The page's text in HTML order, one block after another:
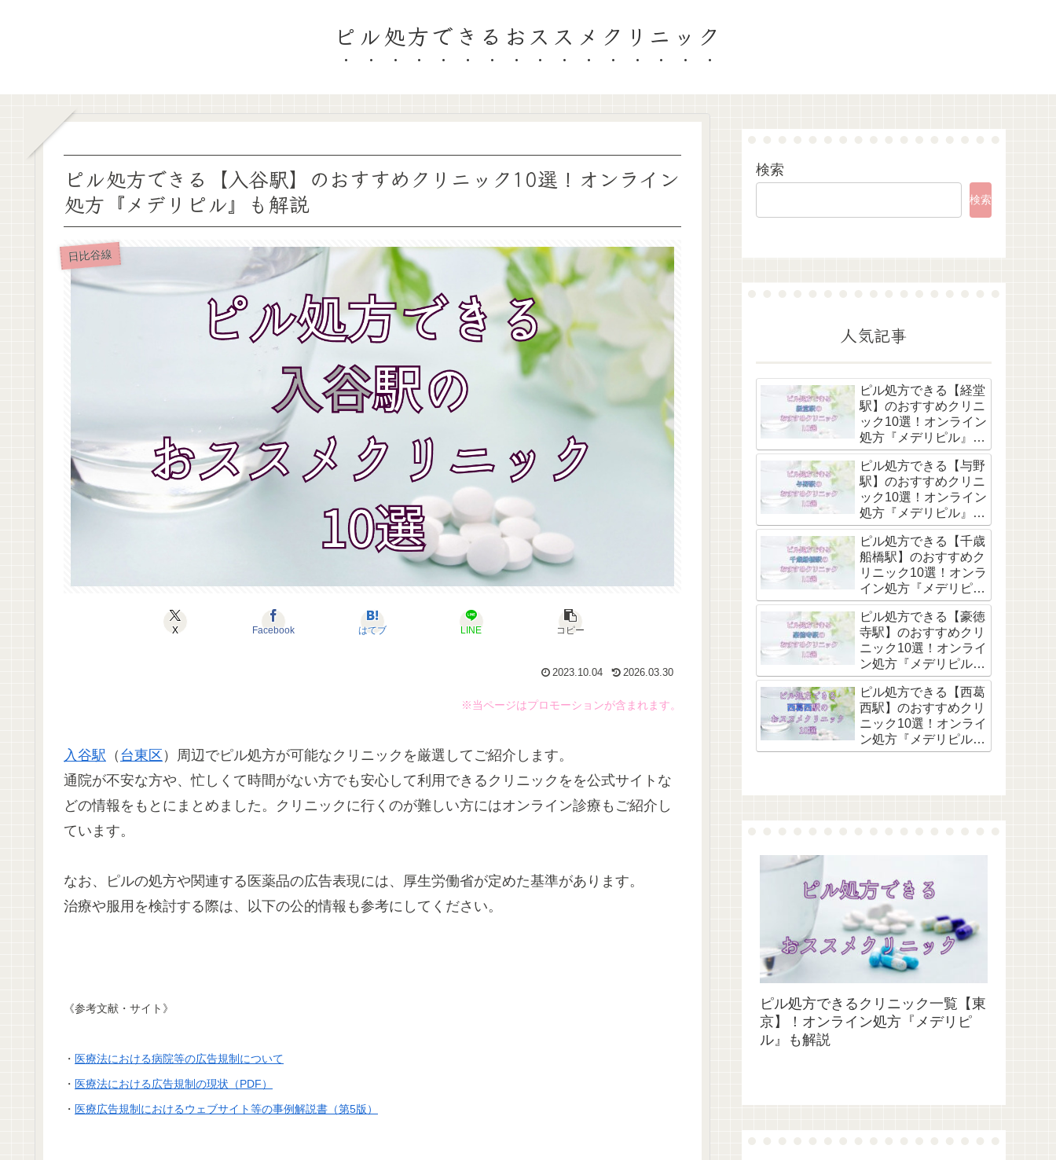
ピル処方できるおススメクリニック
ピル処方できる【入谷駅】のおすすめクリニック10選！オンライン
処方『メデリピル』も解説
日比谷線
X Facebook はてブ LINE コピー
2023.10.04 2026.03.30
※当ページはプロモーションが含まれます。
入谷駅 （ 台東区 ）周辺でピル処方が可能なクリニックを厳選してご紹介します。
通院が不安な方や、忙しくて時間がない方でも安心して利用できるクリニックをを公式サイトな
どの情報をもとにまとめました。クリニックに行くのが難しい方にはオンライン診療もご紹介し
ています。
なお、ピルの処方や関連する医薬品の広告表現には、厚生労働省が定めた基準があります。
治療や服用を検討する際は、以下の公的情報も参考にしてください。
《参考文献・サイト》
・ 医療法における病院等の広告規制について
・ 医療法における広告規制の現状（PDF）
・ 医療広告規制におけるウェブサイト等の事例解説書（第5版）
検索
検索
人気記事
ピル処方できる【経堂
駅】のおすすめクリニ
ック10選！オンライン
処方『メデリピル』も
解説
ピル処方できる【与野
駅】のおすすめクリニ
ック10選！オンライン
処方『メデリピル』も
解説
ピル処方できる【千歳
船橋駅】のおすすめク
リニック10選！オンラ
イン処方『メデリピ
ル』も解説
ピル処方できる【豪徳
寺駅】のおすすめクリ
ニック10選！オンライ
ン処方『メデリピル』
も解説
ピル処方できる【西葛
西駅】のおすすめクリ
ニック10選！オンライ
ン処方『メデリピル』
も解説
ピル処方できるクリニック一覧【東
京】！オンライン処方『メデリピ
ル』も解説